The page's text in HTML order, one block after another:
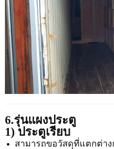
6.รุ่นแผงประตู
1) ประตูเรียบ
สามารถขอวัสดุที่แตกต่า